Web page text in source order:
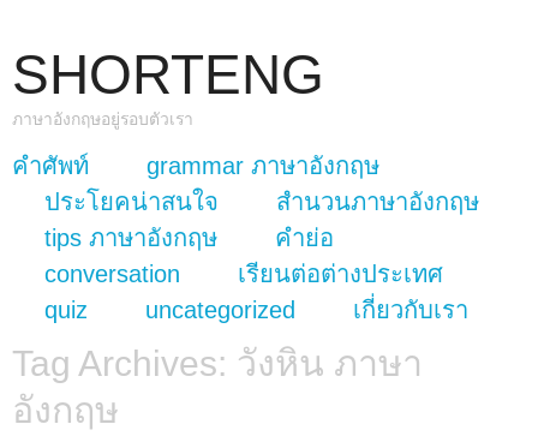
SHORTENG
ภาษาอังกฤษอยู่รอบตัวเรา
Main Menu
skip to content
คำศัพท์
grammar ภาษาอังกฤษ
ประโยคน่าสนใจ
สำนวนภาษาอังกฤษ
tips ภาษาอังกฤษ
คำย่อ
conversation
เรียนต่อต่างประเทศ
quiz
uncategorized เกี่ยวกับเรา
Tag Archives: วังหิน ภาษา
อังกฤษ